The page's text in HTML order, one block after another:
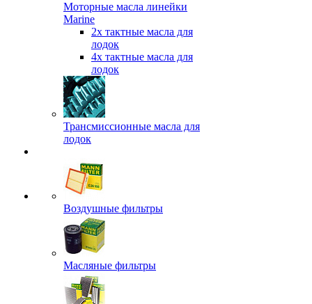
Моторные масла линейки
Marine
2х тактные масла для
лодок
4х тактные масла для
лодок
Трансмиссионные масла для
лодок
Воздушные фильтры
Масляные фильтры